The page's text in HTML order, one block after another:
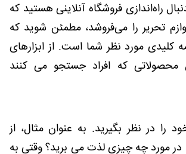
راه‌اندازی فروشگاه آنلاینی هستید که
تحریر را می‌فروشد، مطمئن شوید که
کلیدی مورد نظر شما است. از ابزارهای
محصولاتی که افراد جستجو می کنند
را در نظر بگیرید. به عنوان مثال، از
مورد چه چیزی لذت می برید؟ وقتی به